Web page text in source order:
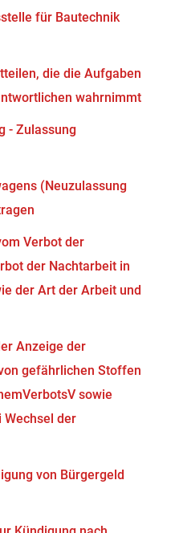
für Bautechnik
die die Aufgaben
wahrnimmt
- Zulassung
(Neuzulassung
Verbot der
der Nachtarbeit in
der Art der Arbeit und
Anzeige der
gefährlichen Stoffen
sowie
Wechsel der
von Bürgergeld